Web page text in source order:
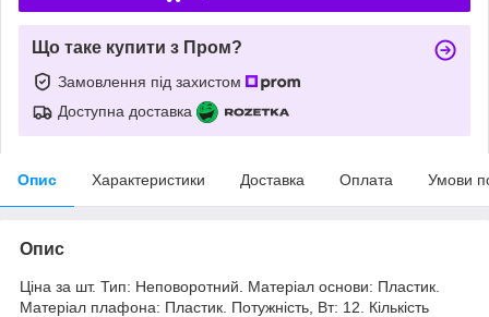
Що таке купити з Пром?
Замовлення під захистом
Доступна доставка
Опис Характеристики Доставка Оплата Умови
Опис
Ціна за шт. Тип: Неповоротний. Матеріал основи: Пластик.
Матеріал плафона: Пластик. Потужність, Вт: 12. Кількість